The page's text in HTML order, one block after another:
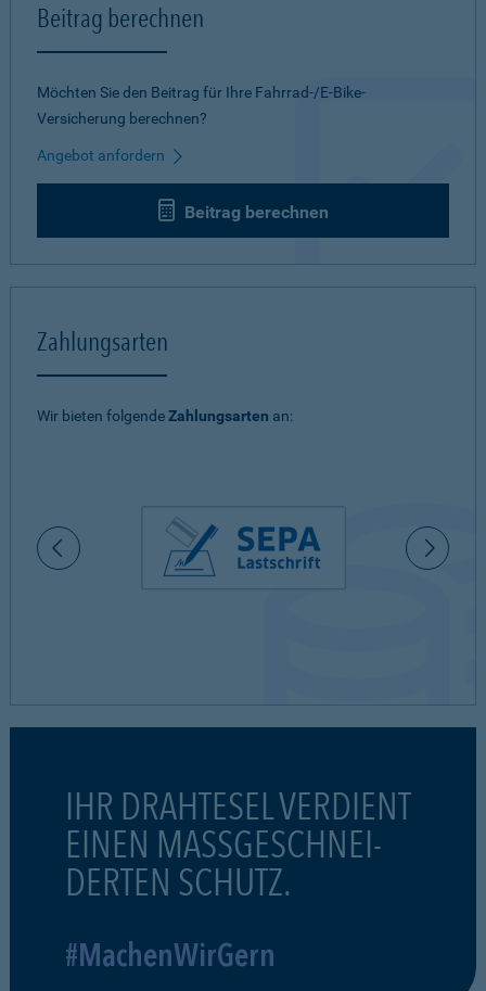
Beitrag berechnen
Möchten Sie den Beitrag für Ihre Fahrrad-/E-Bike-
Versicherung berechnen?
Angebot anfordern
Beitrag berechnen
Zahlungsarten
Wir bieten folgendeZahlungsarten an:
IHR DRAHTESEL VERDIENT
EINEN MASSGESCHNEI-
DERTEN SCHUTZ.
#MachenWirGern